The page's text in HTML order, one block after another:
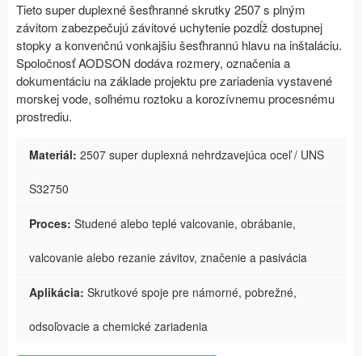
Tieto super duplexné šesťhranné skrutky 2507 s plným
závitom zabezpečujú závitové uchytenie pozdĺž dostupnej
stopky a konvenčnú vonkajšiu šesťhrannú hlavu na inštaláciu.
Spoločnosť AODSON dodáva rozmery, označenia a
dokumentáciu na základe projektu pre zariadenia vystavené
morskej vode, soľnému roztoku a korozívnemu procesnému
prostrediu.
Materiál: 2507 super duplexná nehrdzavejúca oceľ / UNS
S32750
Proces: Studené alebo teplé valcovanie, obrábanie,
valcovanie alebo rezanie závitov, značenie a pasivácia
Aplikácia: Skrutkové spoje pre námorné, pobrežné,
odsoľovacie a chemické zariadenia